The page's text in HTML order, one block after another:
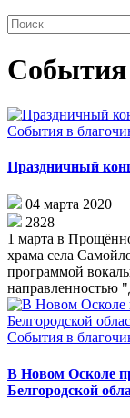
События
События в
Праздничный
04 марта 2020
2828
1 марта в
храма села
программой
направленностью
События в
В Новом Осколе
Белгородской